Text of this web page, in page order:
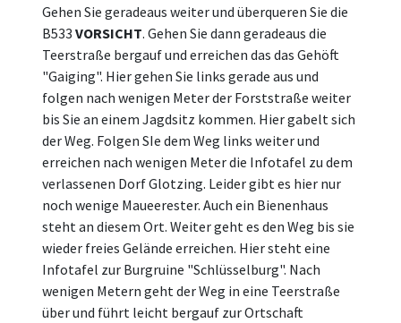
Gehen Sie geradeaus weiter und überqueren Sie die
B533 VORSICHT. Gehen Sie dann geradeaus die
Teerstraße bergauf und erreichen das das Gehöft
"Gaiging". Hier gehen Sie links gerade aus und
folgen nach wenigen Meter der Forststraße weiter
bis Sie an einem Jagdsitz kommen. Hier gabelt sich
der Weg. Folgen SIe dem Weg links weiter und
erreichen nach wenigen Meter die Infotafel zu dem
verlassenen Dorf Glotzing. Leider gibt es hier nur
noch wenige Maueerester. Auch ein Bienenhaus
steht an diesem Ort. Weiter geht es den Weg bis sie
wieder freies Gelände erreichen. Hier steht eine
Infotafel zur Burgruine "Schlüsselburg". Nach
wenigen Metern geht der Weg in eine Teerstraße
über und führt leicht bergauf zur Ortschaft